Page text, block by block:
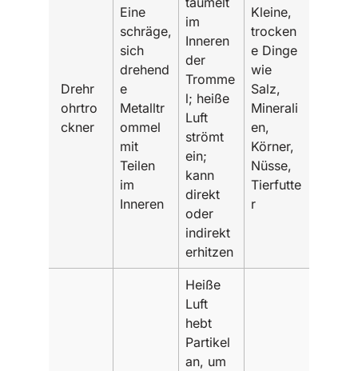
Drehr
ohrtro
ckner
Eine
schräge,
sich
drehend
e
Metalltr
ommel
mit
Teilen
im
Inneren
im
Inneren
der
Tromme
l; heiße
Luft
strömt
ein;
kann
direkt
oder
indirekt
erhitzen
Kleine,
trocken
e Dinge
wie
Salz,
Minerali
en,
Körner,
Nüsse,
Tierfutte
r
Heiße
Luft
hebt
Partikel
an, um